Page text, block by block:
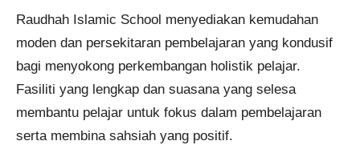
Raudhah Islamic School menyediakan kemudahan
moden dan persekitaran pembelajaran yang kondusif
bagi menyokong perkembangan holistik pelajar.
Fasiliti yang lengkap dan suasana yang selesa
membantu pelajar untuk fokus dalam pembelajaran
serta membina sahsiah yang positif.